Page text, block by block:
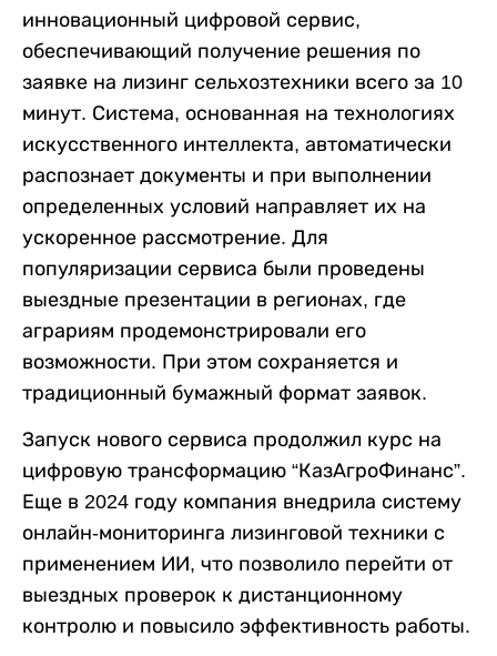
инновационный цифровой сервис,
обеспечивающий получение решения по
заявке на лизинг сельхозтехники всего за 10
минут. Система, основанная на технологиях
искусственного интеллекта, автоматически
распознает документы и при выполнении
определенных условий направляет их на
ускоренное рассмотрение. Для
популяризации сервиса были проведены
выездные презентации в регионах, где
аграриям продемонстрировали его
возможности. При этом сохраняется и
традиционный бумажный формат заявок.
Запуск нового сервиса продолжил курс на
цифровую трансформацию “КазАгроФинанс”.
Еще в 2024 году компания внедрила систему
онлайн-мониторинга лизинговой техники с
применением ИИ, что позволило перейти от
выездных проверок к дистанционному
контролю и повысило эффективность работы.